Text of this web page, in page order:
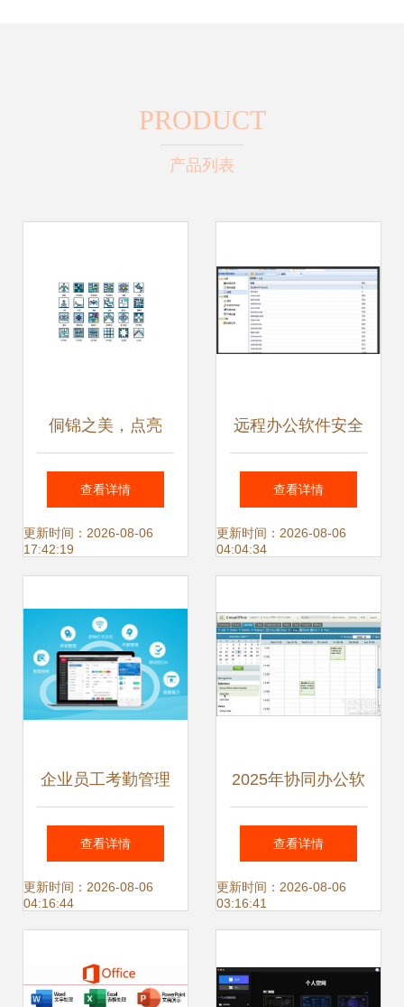
PRODUCT
产品列表
侗锦之美，点亮
WPS稻壳儿办公新
境界——从传统纹
感转化
查看详情
更新时间：2026-08-06
17:42:19
远程办公软件安全
吗 企业如何选择与
规避风险
查看详情
更新时间：2026-08-06
04:04:34
企业员工考勤管理
软件解决方案 提升
效率与合规性的智
查看详情
更新时间：2026-08-06
04:16:44
2025年协同办公软
件推荐与排名 高效
团队的五大选择
查看详情
更新时间：2026-08-06
03:16:41